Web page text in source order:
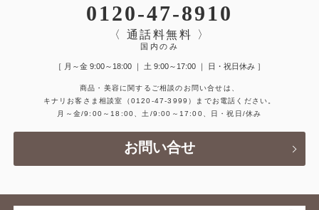
0120-47-8910
〈 通話料無料 〉
国内のみ
［ 月～金 9:00～18:00 ｜ 土 9:00～17:00 ｜ 日・祝日休み ］
商品・美容に関するご相談のお問い合せは、
キナリお客さま相談室
（0120-47-3999）
までお電話ください。
月～金/9:00～18:00、土/9:00～17:00、日・祝日/休み
お問い合せ